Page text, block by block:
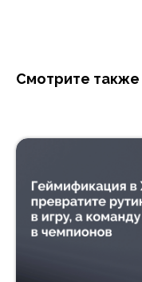
Смотрите